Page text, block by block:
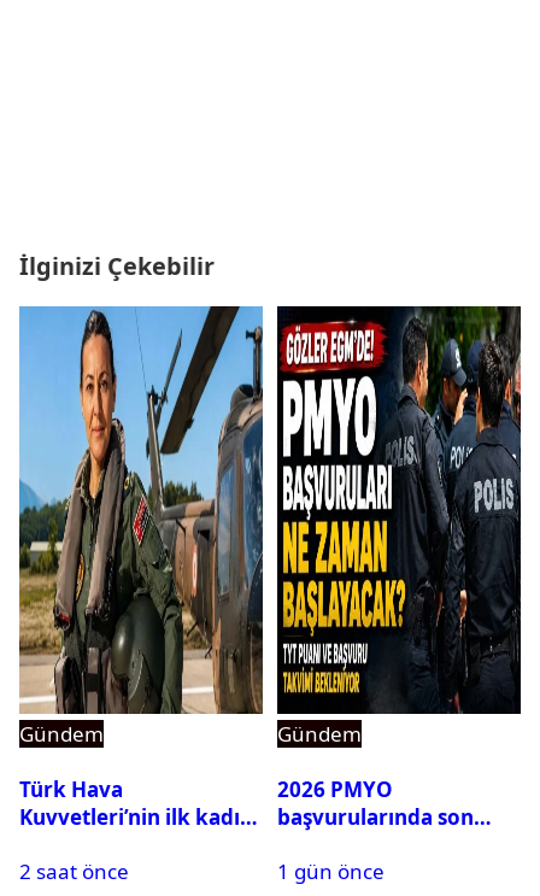
İlginizi Çekebilir
Gündem
Türk Hava
Kuvvetleri’nin ilk kadın
Karapınar hakkında
2 saat önce
Gündem
2026 PMYO
başvurularında son
1 gün önce